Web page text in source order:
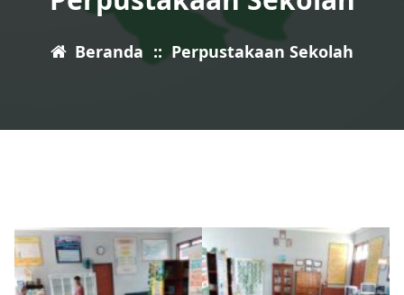
Beranda :: Perpustakaan Sekolah